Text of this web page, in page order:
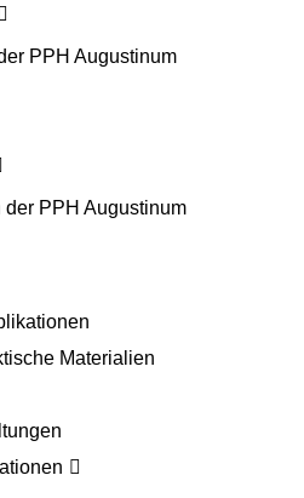
PPH Augustinum
der PPH Augustinum
Materialien